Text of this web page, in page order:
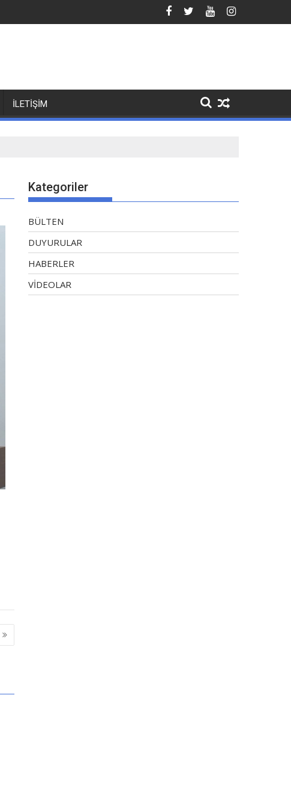
İLETİŞİM
Kategoriler
BÜLTEN
DUYURULAR
HABERLER
VİDEOLAR